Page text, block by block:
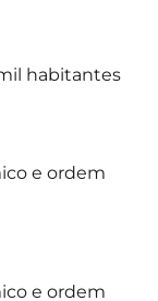
habitantes
e ordem
e ordem